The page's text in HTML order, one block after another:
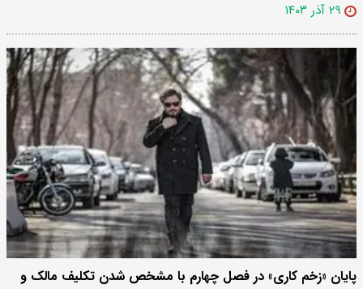
۲۹ آذر ۱۴۰۳
پایان «زخم کاری» در فصل چهارم با مشخص شدن تکلیف مالک و